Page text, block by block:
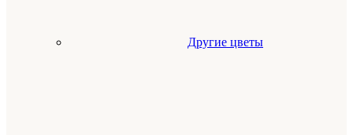
Другие цветы